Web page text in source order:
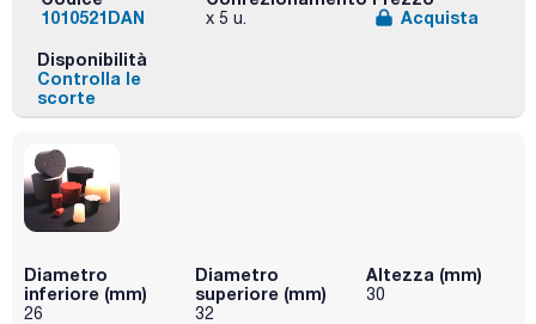
1010521DAN
x 5 u.
Acquista
Disponibilità
Controlla le
scorte
Diametro
inferiore (mm)
26
Diametro
superiore (mm)
32
Altezza (mm)
30